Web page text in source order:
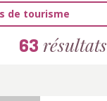
de tourisme
63 résultats